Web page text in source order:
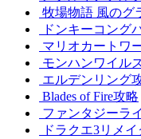
牧場物語 風のグ
ドンキーコング
マリオカートワ
モンハンワイル
エルデンリング
Blades of Fire攻略
ファンタジーラ
ドラクエ3リメ